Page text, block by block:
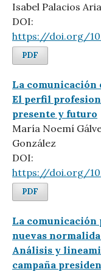
Isabel Palacios
DOI:
https://doi.org/
PDF
La comunicación
El perfil
presente y futuro
María Noemí
González
DOI:
https://doi.org/
PDF
La
nuevas
Análisis y
campaña